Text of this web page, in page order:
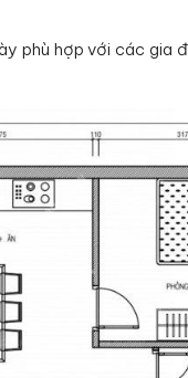
phù hợp với các gia